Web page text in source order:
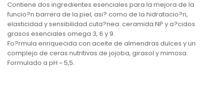
Contiene dos ingredientes esenciales para la mejora de la
funcio?n barrera de la piel, asi? como de la hidratacio?n,
elasticidad y sensibilidad cuta?nea: ceramida NP y a?cidos
grasos esenciales omega 3, 6 y 9.
Fo?rmula enriquecida con aceite de almendras dulces y un
complejo de ceras nutritivas de jojoba, girasol y mimosa.
Formulado a pH ~ 5,5.